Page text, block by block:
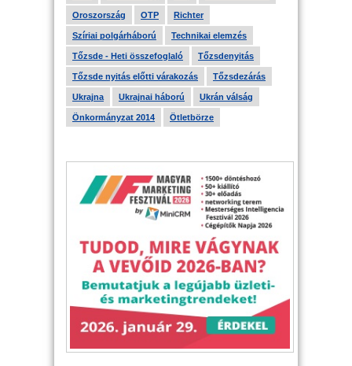
Oroszország OTP Richter
Szíriai polgárháború Technikai elemzés
Tőzsde - Heti összefoglaló Tőzsdenyitás
Tőzsde nyitás előtti várakozás Tőzsdezárás
Ukrajna Ukrajnai háború Ukrán válság
Önkormányzat 2014 Ötletbörze